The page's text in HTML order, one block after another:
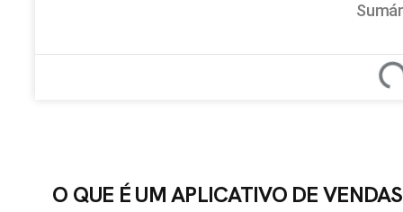
O QUE É UM APLICATIVO DE